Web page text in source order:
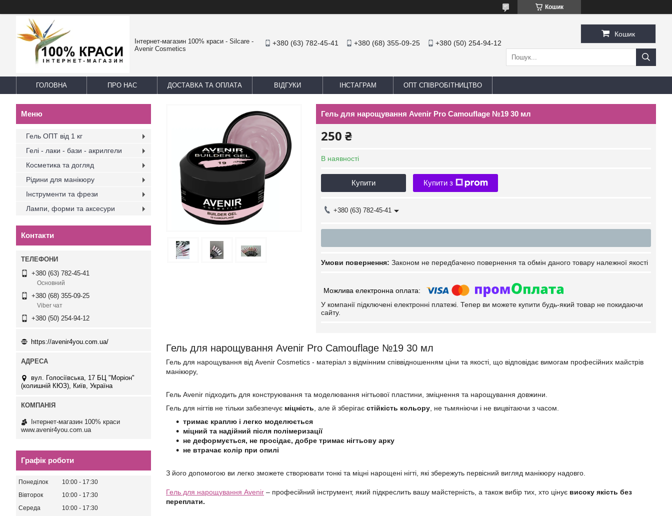
Кошик
Інтернет-магазин 100% краси - Silcare -
Avenir Cosmetics
+380 (63) 782-45-41 +380 (68) 355-09-25 +380 (50) 254-94-12
Кошик
ГОЛОВНА ПРО НАС ДОСТАВКА ТА ОПЛАТА ВІДГУКИ ІНСТАГРАМ ОПТ СПІВРОБІТНИЦТВО
Гель для нарощування Avenir Pro Camouflage №19 30 мл
250 ₴
В наявності
Купити Купити з
+380 (63) 782-45-41
Законом не передбачено повернення та обмін даного товару належної якості
У компанії підключені електронні платежі. Тепер ви можете купити будь-який товар не покидаючи
сайту.
Гель для нарощування Avenir Pro Camouflage №19 30 мл
Гель для нарощування від Avenir Cosmetics - матеріал з відмінним співвідношенням ціни та якості, що відповідає вимогам професійних майстрів
манікюру,
Гель Avenir підходить для конструювання та моделювання нігтьової пластини, зміцнення та нарощування довжини.
Гель для нігтів не тільки забезпечує міцність , але й зберігає стійкість кольору , не тьмяніючи і не вицвітаючи з часом.
тримає краплю і легко моделюється
міцний та надійний після полімеризації
не деформується, не просідає, добре тримає нігтьову арку
не втрачає колір при опилі
З його допомогою ви легко зможете створювати тонкі та міцні нарощені нігті, які збережуть первісний вигляд манікюру надовго.
Гель для нарощування Avenir – професійний інструмент, який підкреслить вашу майстерність, а також вибір тих, хто цінує високу якість без
переплати.
Гель ОПТ від 1 кг
Гелі - лаки - бази - акрилгели
Косметика та догляд
Рідини для манікюру
Інструменти та фрези
Лампи, форми та аксесури
Контакти
+380 (63) 782-45-41
Основний
+380 (68) 355-09-25
Viber чат
+380 (50) 254-94-12
https://avenir4you.com.ua/
вул. Голосіївська, 17 БЦ "Моріон"
(колишній КЮЗ), Київ, Україна
Інтернет-магазин 100% краси
www.avenir4you.com.ua
Графік роботи
Понеділок 10:00
17:30
Вівторок
10:00
17:30
Середа
10:00
17:30